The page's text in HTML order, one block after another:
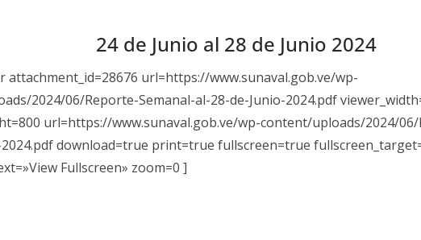
24 de Junio al 28 de Junio 2024
attachment_id=28676 url=https://www.sunaval.gob.ve/wp-
2024/06/Reporte-Semanal-al-28-de-Junio-2024.pdf
url=https://www.sunaval.gob.ve/wp-content/uploads/2024/
2024.pdf download=true print=true fullscreen=true
Fullscreen» zoom=0 ]